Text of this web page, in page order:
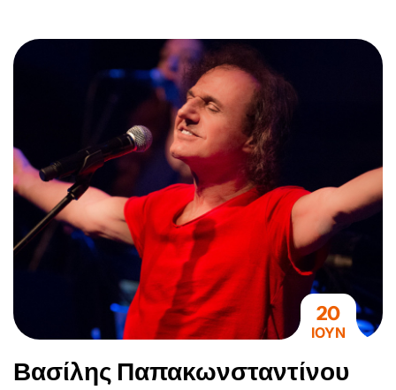
20
ΙΟΥΝ
Βασίλης Παπακωνσταντίνου